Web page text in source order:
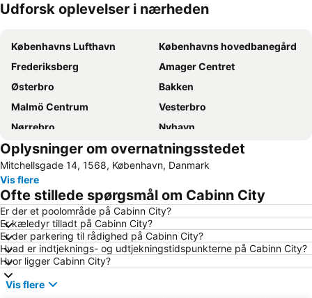
Udvid kort
Udforsk oplevelser i nærheden
Københavns Lufthavn
Københavns hovedbanegård
Frederiksberg
Amager Centret
Østerbro
Bakken
Malmö Centrum
Vesterbro
Nørrebro
Nyhavn
Tivoli
Valbyparken
Ørestad
Parken Stadium
Rådhuspladsen
Fisketorvet
Bella Center
Kongens Nytorv
Marienlyst
Operaen
Christianshavn
Roskilde Festival
Nørreport station
Malmö Centralstation
Indre By
Oplysninger om overnatningsstedet
Mitchellsgade 14, 1568, København, Danmark
Vis flere
Ofte stillede spørgsmål om Cabinn City
Er der et poolområde på Cabinn City?
Er kæledyr tilladt på Cabinn City?
Er der parkering til rådighed på Cabinn City?
Hvad er indtjeknings- og udtjekningstidspunkterne på Cabinn City?
Hvor ligger Cabinn City?
Vis flere